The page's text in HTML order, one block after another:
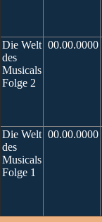
Die Welt
des
Musicals
Folge 2
00.00.0000
Die Welt
des
Musicals
Folge 1
00.00.0000